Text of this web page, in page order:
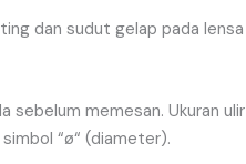
dan sudut gelap pada lensa
sebelum memesan. Ukuran ulir
simbol “ø“ (diameter).